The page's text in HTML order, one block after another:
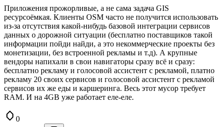
Приложения прожорливые, а не сама задача GIS
ресурсоёмкая. Клиенты OSM часто не получится использовать
из-за отсутствия какой-нибудь базовой интеграции сервисов
данных о дорожной ситуации (бесплатно поставщиков такой
информации пойди найди, а это некоммерческие проекты без
монетизации, без встроенной рекламы и т.д). А крупные
вендоры напихали в свои навигаторы сразу всё и сразу:
бесплатно рекламу и голосовой ассистент с рекламой, платно
рекламу 20 своих сервисов и голосовой ассистент с рекламой
сервисов их же еды и каршеринга. Весь этот мусор требует
RAM. И на 4GB уже работает еле-еле.
0